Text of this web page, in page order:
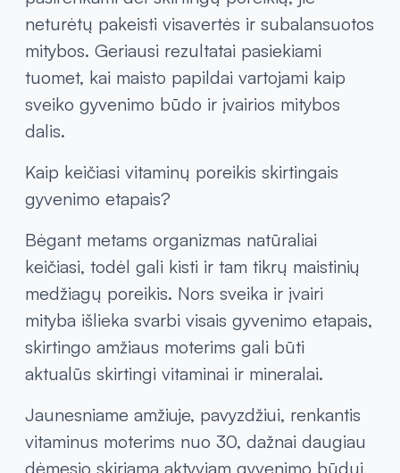
dažnai įtraukiami į kompleksinius vitaminus
imunitetui moterims.
Nors įvairūs papildai moterims gali būti
pasirenkami dėl skirtingų poreikių, jie
neturėtų pakeisti visavertės ir subalansuotos
mitybos. Geriausi rezultatai pasiekiami
tuomet, kai maisto papildai vartojami kaip
sveiko gyvenimo būdo ir įvairios mitybos
dalis.
Kaip keičiasi vitaminų poreikis skirtingais
gyvenimo etapais?
Bėgant metams organizmas natūraliai
keičiasi, todėl gali kisti ir tam tikrų maistinių
medžiagų poreikis. Nors sveika ir įvairi
mityba išlieka svarbi visais gyvenimo etapais,
skirtingo amžiaus moterims gali būti